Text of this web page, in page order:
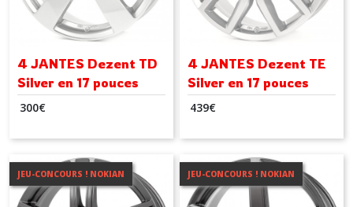
4 JANTES Dezent TD
Silver en 17 pouces
300€
4 JANTES Dezent TE
Silver en 17 pouces
439€
JEU-CONCOURS ! NOKIAN JEU-CONCOURS ! NOKIAN